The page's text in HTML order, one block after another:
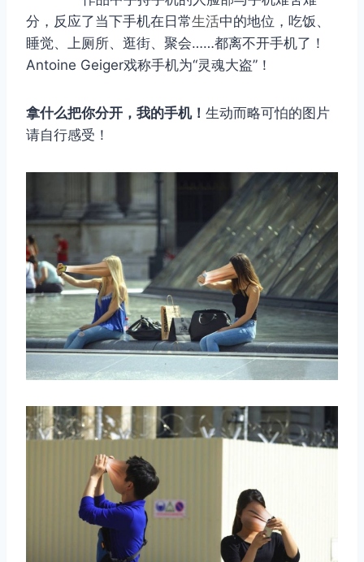
分，反应了当下手机在日常生活中的地位，吃饭、
睡觉、上厕所、逛街、聚会……都离不开手机了！
Antoine Geiger戏称手机为“灵魂大盗”！
拿什么把你分开，我的手机！ 生动而略可怕的图片
请自行感受！